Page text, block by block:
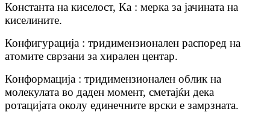
Константа на киселост, Ка : мерка за јачината на
киселините.
Конфигурација : тридимензионален распоред на
атомите сврзани за хирален центар.
Конформација : тридимензионален облик на
молекулата во даден момент, сметајќи дека
ротацијата околу единечните врски е замрзната.